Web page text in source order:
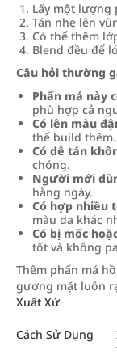
Lấy một lượng
Tán nhẹ lên
Có thể thêm
Blend đều để
Câu hỏi thường
Phấn má này
phù hợp cả
Có lên màu
thể build thêm.
Có dễ tán
chóng.
Người mới
hằng ngày.
Có hợp nhiều
màu da khác
Có bị mốc
tốt và không
Thêm phấn má
gương mặt luôn
Xuất Xứ
Cách Sử Dụng